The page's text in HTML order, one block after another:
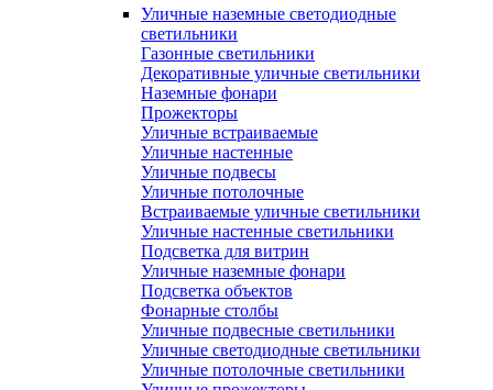
Уличные наземные светодиодные
светильники
Газонные светильники
Декоративные уличные светильники
Наземные фонари
Прожекторы
Уличные встраиваемые
Уличные настенные
Уличные подвесы
Уличные потолочные
Встраиваемые уличные светильники
Уличные настенные светильники
Подсветка для витрин
Уличные наземные фонари
Подсветка объектов
Фонарные столбы
Уличные подвесные светильники
Уличные светодиодные светильники
Уличные потолочные светильники